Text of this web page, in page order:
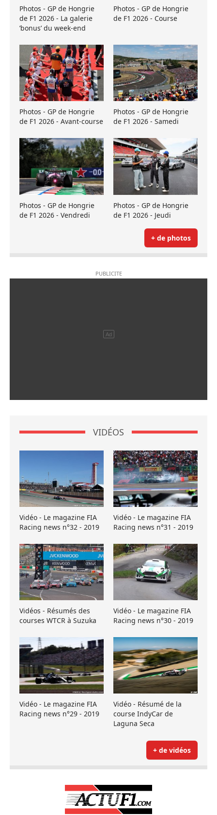
Photos - GP de Hongrie
de F1 2026 - La galerie
’bonus’ du week-end
Photos - GP de Hongrie
de F1 2026 - Course
Photos - GP de Hongrie
de F1 2026 - Avant-course
Photos - GP de Hongrie
de F1 2026 - Samedi
Photos - GP de Hongrie
de F1 2026 - Vendredi
Photos - GP de Hongrie
de F1 2026 - Jeudi
+ de photos
VIDÉOS
Vidéo - Le magazine FIA
Racing news n°32 - 2019
Vidéo - Le magazine FIA
Racing news n°31 - 2019
Vidéos - Résumés des
courses WTCR à Suzuka
Vidéo - Le magazine FIA
Racing news n°30 - 2019
Vidéo - Le magazine FIA
Racing news n°29 - 2019
Vidéo - Résumé de la
course IndyCar de
Laguna Seca
+ de vidéos